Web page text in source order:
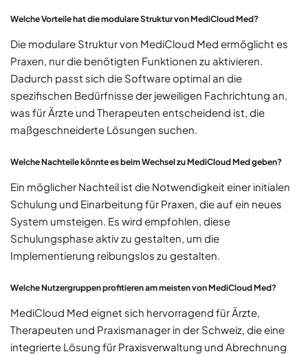
Welche Vorteile hat die modulare Struktur von MediCloud Med?
Die modulare Struktur von MediCloud Med ermöglicht es
Praxen, nur die benötigten Funktionen zu aktivieren.
Dadurch passt sich die Software optimal an die
spezifischen Bedürfnisse der jeweiligen Fachrichtung an,
was für Ärzte und Therapeuten entscheidend ist, die
maßgeschneiderte Lösungen suchen.
Welche Nachteile könnte es beim Wechsel zu MediCloud Med geben?
Ein möglicher Nachteil ist die Notwendigkeit einer initialen
Schulung und Einarbeitung für Praxen, die auf ein neues
System umsteigen. Es wird empfohlen, diese
Schulungsphase aktiv zu gestalten, um die
Implementierung reibungslos zu gestalten.
Welche Nutzergruppen profitieren am meisten von MediCloud Med?
MediCloud Med eignet sich hervorragend für Ärzte,
Therapeuten und Praxismanager in der Schweiz, die eine
integrierte Lösung für Praxisverwaltung und Abrechnung